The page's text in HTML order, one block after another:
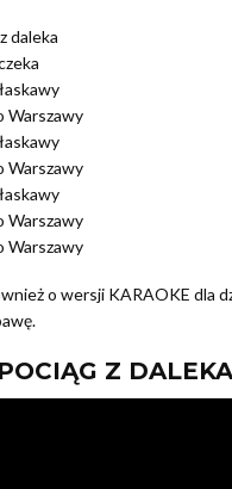
daleka
Warszawy
Warszawy
Warszawy
Warszawy
o wersji KARAOKE dla
Z